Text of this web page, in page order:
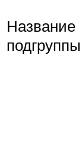
Название
подгруппы